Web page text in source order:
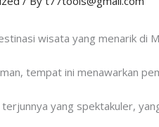
wisata yang menarik di
tempat ini menawarkan
yang spektakuler,